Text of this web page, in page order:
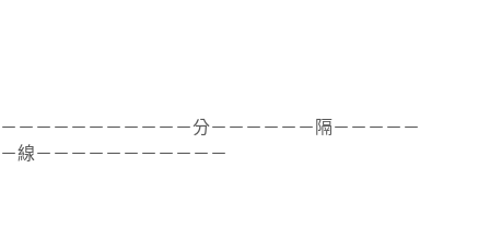
－－－－－－－－－－－分－－－－－－隔－－－－－
－線－－－－－－－－－－－